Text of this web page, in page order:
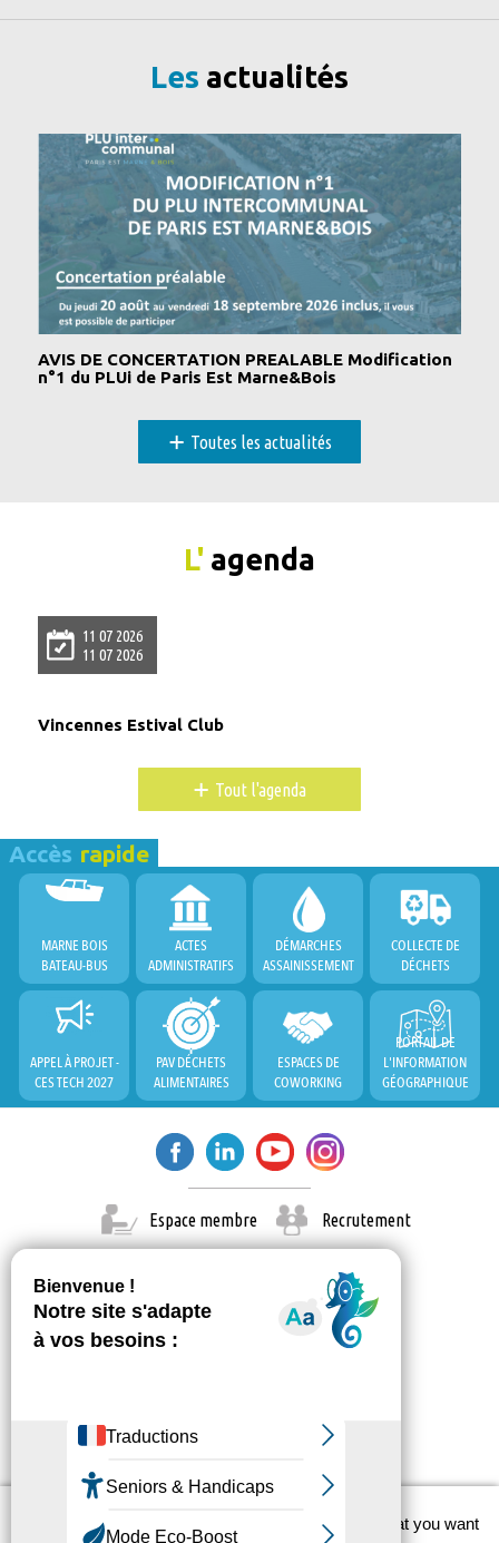
Les actualités
AVIS DE CONCERTATION PREALABLE Modification
n°1 du PLUi de Paris Est Marne&Bois
+ Toutes les actualités
L' agenda
11 07 2026
11 07 2026
Vincennes Estival Club
+ Tout l'agenda
Accès rapide
MARNE BOIS
BATEAU-BUS
ACTES
ADMINISTRATIFS
DÉMARCHES
ASSAINISSEMENT
COLLECTE DE
DÉCHETS
APPEL À PROJET -
CES TECH 2027
PAV DÉCHETS
ALIMENTAIRES
ESPACES DE
COWORKING
PORTAIL DE
L'INFORMATION
GÉOGRAPHIQUE
Espace membre Recrutement
© Paris Est Marne & Bois 2026
This site uses cookies and gives you control over what you want